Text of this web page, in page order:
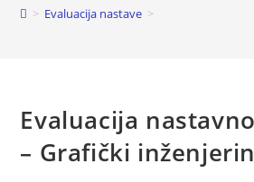
> Evaluacija nastave >
Evaluacija
– Grafički